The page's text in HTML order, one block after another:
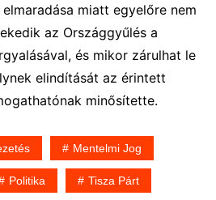
miatt egyelőre nem
az Országgyűlés a
és mikor zárulhat le
elindítását az érintett
minősítette.
Mentelmi Jog
Politika Tisza Párt